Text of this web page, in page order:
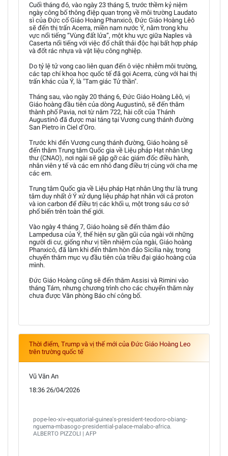
Cuối tháng đó, vào ngày 23 tháng 5, trước thềm kỷ niệm
ngày công bố thông điệp quan trọng về môi trường Laudato
sì của Đức cố Giáo Hoàng Phanxicô, Đức Giáo Hoàng Lêô
sẽ đến thị trấn Acerra, miền nam nước Ý, nằm trong khu
vực nổi tiếng “Vùng đất lửa”, một khu vực giữa Naples và
Caserta nổi tiếng với việc đổ chất thải độc hại bất hợp pháp
và đốt rác nhựa và vật liệu công nghiệp.
Do tỷ lệ tử vong cao liên quan đến ô việc nhiễm môi trường,
các tạp chí khoa học quốc tế đã gọi Acerra, cùng với hai thị
trấn khác của Ý, là "Tam giác Tử thần".
Tháng sau, vào ngày 20 tháng 6, Đức Giáo Hoàng Lêô, vị
Giáo hoàng đầu tiên của dòng Augustinô, sẽ đến thăm
thành phố Pavia, nơi từ năm 722, hài cốt của Thánh
Augustinô đã được mai táng tại Vương cung thánh đường
San Pietro in Ciel d’Oro.
Trước khi đến Vương cung thánh đường, Giáo hoàng sẽ
đến thăm Trung tâm Quốc gia về Liệu pháp Hạt nhân Ung
thư (CNAO), nơi ngài sẽ gặp gỡ các giám đốc điều hành,
nhân viên y tế và các em nhỏ đang điều trị cùng với cha mẹ
các em.
Trung tâm Quốc gia về Liệu pháp Hạt nhân Ung thư là trung
tâm duy nhất ở Ý xử dụng liệu pháp hạt nhân với cả proton
và ion carbon để điều trị các khối u, một trong sáu cơ sở
phổ biến trên toàn thế giới.
Vào ngày 4 tháng 7, Giáo hoàng sẽ đến thăm đảo
Lampedusa của Ý, thể hiện sự gần gũi của ngài với những
người di cư, giống như vị tiền nhiệm của ngài, Giáo hoàng
Phanxicô, đã làm khi đến thăm hòn đảo Sicilia này, trong
chuyến thăm mục vụ đầu tiên của triều đại giáo hoàng của
mình.
Đức Giáo Hoàng cũng sẽ đến thăm Assisi và Rimini vào
tháng Tám, nhưng chương trình cho các chuyến thăm này
chưa được Văn phòng Báo chí công bố.
Thời điểm, Trump và vị thế mới của Đức Giáo Hoàng Leo
trên trường quốc tế
Vũ Văn An
18:36 26/04/2026
pope-leo-xiv-equatorial-guinea's-president-teodoro-obiang-
nguema-mbasogo-presidential-palace-malabo-africa.
ALBERTO PIZZOLI | AFP